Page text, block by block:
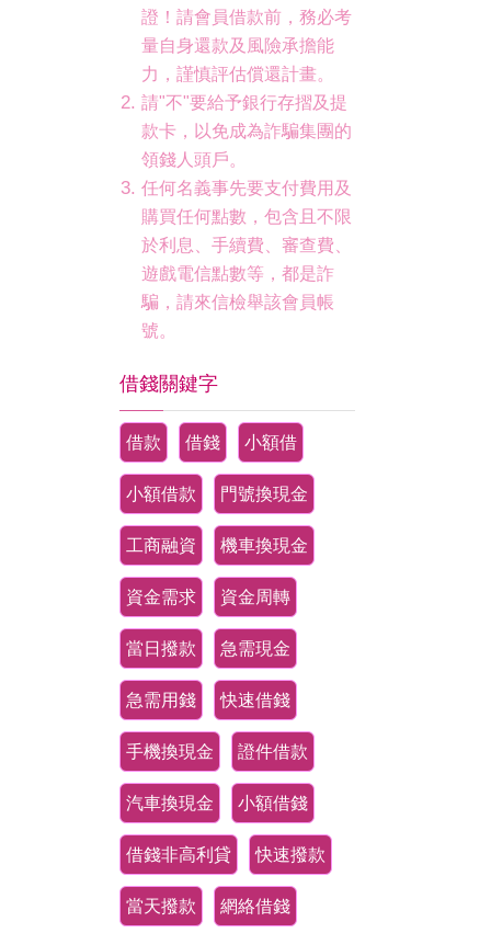
證！請會員借款前，務必考
量自身還款及風險承擔能
力，謹慎評估償還計畫。
請"不"要給予銀行存摺及提
款卡，以免成為詐騙集團的
領錢人頭戶。
任何名義事先要支付費用及
購買任何點數，包含且不限
於利息、手續費、審查費、
遊戲電信點數等，都是詐
騙，請來信檢舉該會員帳
號。
借錢關鍵字
借款 借錢 小額借
小額借款 門號換現金
工商融資 機車換現金
資金需求 資金周轉
當日撥款 急需現金
急需用錢 快速借錢
手機換現金 證件借款
汽車換現金 小額借錢
借錢非高利貸 快速撥款
當天撥款 網絡借錢